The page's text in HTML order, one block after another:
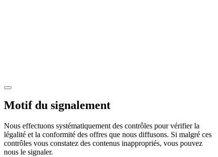
Motif du signalement
Nous effectuons systématiquement des contrôles pour vérifier la
légalité et la conformité des offres que nous diffusons. Si malgré ces
contrôles vous constatez des contenus inappropriés, vous pouvez
nous le signaler.